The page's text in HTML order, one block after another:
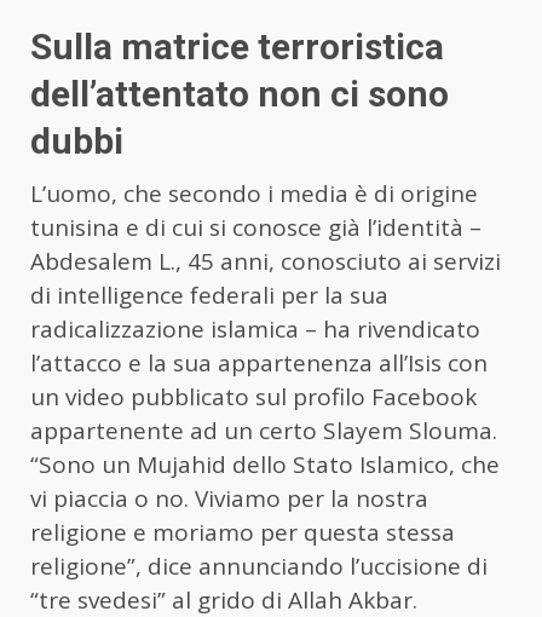
Sulla matrice terroristica
dell’attentato non ci sono
dubbi
L’uomo, che secondo i media è di origine
tunisina e di cui si conosce già l’identità –
Abdesalem L., 45 anni, conosciuto ai servizi
di intelligence federali per la sua
radicalizzazione islamica – ha rivendicato
l’attacco e la sua appartenenza all’Isis con
un video pubblicato sul profilo Facebook
appartenente ad un certo Slayem Slouma.
“Sono un Mujahid dello Stato Islamico, che
vi piaccia o no. Viviamo per la nostra
religione e moriamo per questa stessa
religione”, dice annunciando l’uccisione di
“tre svedesi” al grido di Allah Akbar.